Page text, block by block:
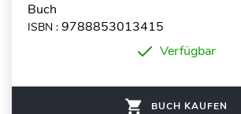
Buch
ISBN : 9788853013415
Verfügbar
BUCH KAUFEN